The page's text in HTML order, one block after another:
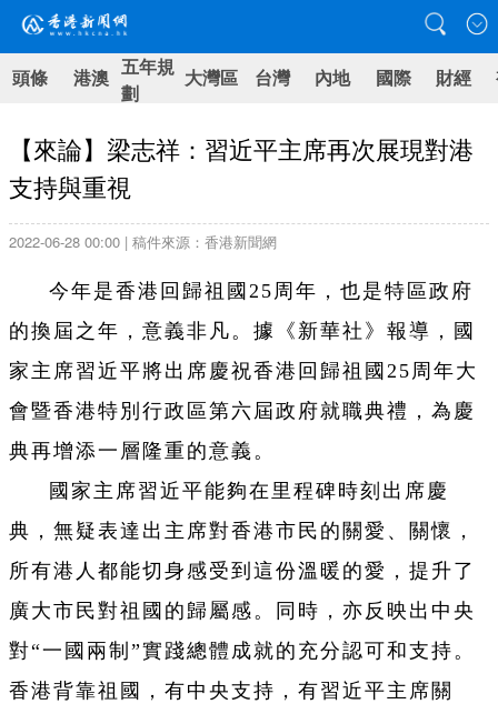
頭條 港澳 五年規
劃
大灣區 台灣 內地 國際 財經
【來論】梁志祥：習近平主席再次展現對港
支持與重視
2022-06-28 00:00 | 稿件來源：香港新聞網
今年是香港回歸祖國25周年，也是特區政府
的換屆之年，意義非凡。據《新華社》報導，國
家主席習近平將出席慶祝香港回歸祖國25周年大
會暨香港特別行政區第六屆政府就職典禮，為慶
典再增添一層隆重的意義。
國家主席習近平能夠在里程碑時刻出席慶
典，無疑表達出主席對香港市民的關愛、關懷，
所有港人都能切身感受到這份溫暖的愛，提升了
廣大市民對祖國的歸屬感。同時，亦反映出中央
對“一國兩制”實踐總體成就的充分認可和支持。
香港背靠祖國，有中央支持，有習近平主席關